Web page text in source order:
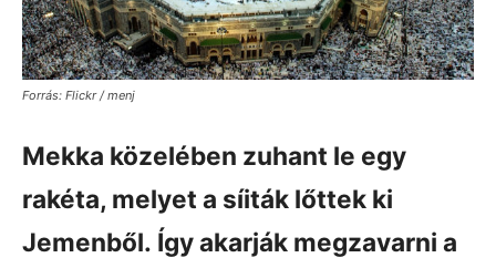
Forrás: Flickr / menj
Mekka közelében zuhant le egy
rakéta, melyet a síiták lőttek ki
Jemenből. Így akarják megzavarni a